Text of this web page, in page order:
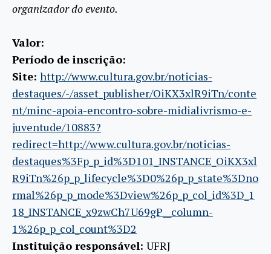
organizador do evento.
Valor:
Período de inscrição:
Site: http://www.cultura.gov.br/noticias-
destaques/-/asset_publisher/OiKX3xlR9iTn/conte
nt/minc-apoia-encontro-sobre-midialivrismo-e-
juventude/10883?
redirect=http://www.cultura.gov.br/noticias-
destaques%3Fp_p_id%3D101_INSTANCE_OiKX3xl
R9iTn%26p_p_lifecycle%3D0%26p_p_state%3Dno
rmal%26p_p_mode%3Dview%26p_p_col_id%3D_1
18_INSTANCE_x9zwCh7U69gP__column-
1%26p_p_col_count%3D2
Instituição responsável: UFRJ